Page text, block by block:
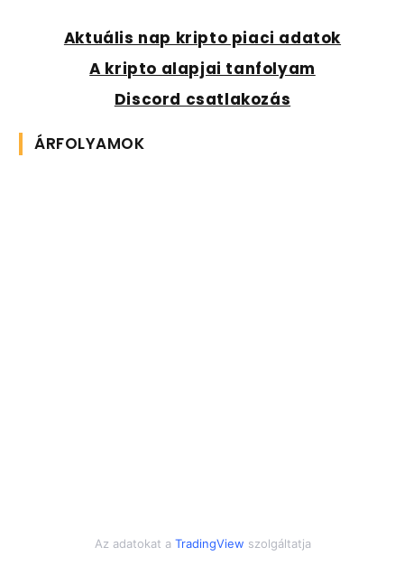
Aktuális nap kripto piaci adatok
A kripto alapjai tanfolyam
Discord csatlakozás
ÁRFOLYAMOK
Az adatokat a TradingView szolgáltatja